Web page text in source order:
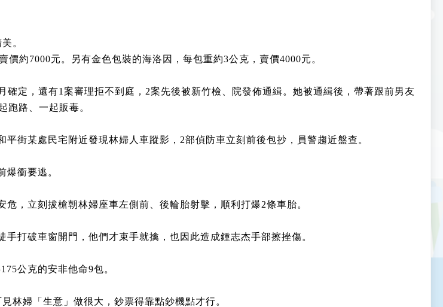
。
約7000元。另有金色包裝的海洛因，每包重約3公克，賣價4000元。
定，還有1案審理拒不到庭，2案先後被新竹檢、院發佈通緝。她被通緝後，帶著跟前男友
跑路、一起販毒。
街某處民宅附近發現林婦人車蹤影，2部偵防車立刻前後包抄，員警趨近盤查。
爆衝要逃。
，立刻拔槍朝林婦座車左側前、後輪胎射擊，順利打爆2條車胎。
打破車窗開門，他們才束手就擒，也因此造成鍾志杰手部擦挫傷。
公克的安非他命9包。
林婦「生意」做很大，鈔票得靠點鈔機點才行。